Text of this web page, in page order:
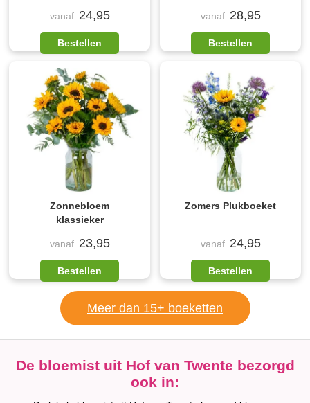
vanaf 24,95
Bestellen
vanaf 28,95
Bestellen
Zonnebloem
klassieker
vanaf 23,95
Bestellen
Zomers Plukboeket
vanaf 24,95
Bestellen
Meer dan 15+ boeketten
De bloemist uit Hof van Twente bezorgd
ook in: